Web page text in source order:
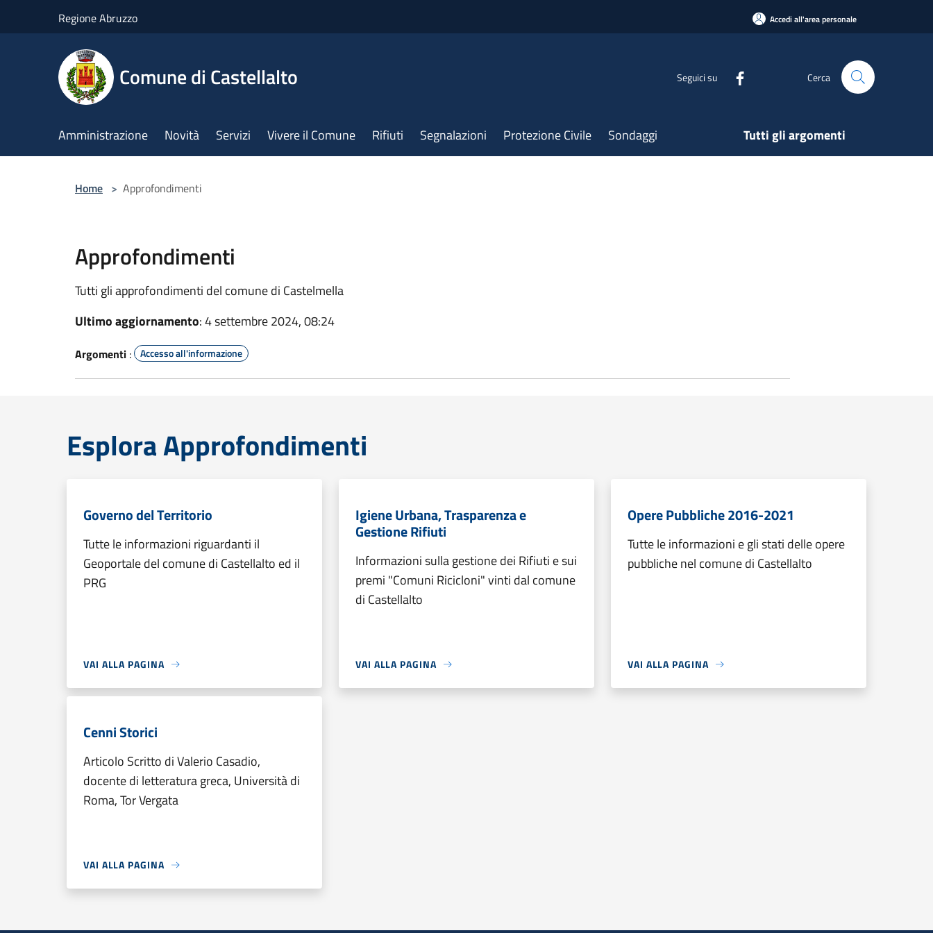
Regione Abruzzo Accedi all'area personale
Comune di Castellalto Seguici su Cerca
Amministrazione Novità Servizi Vivere il Comune Rifiuti Segnalazioni Protezione Civile Sondaggi Tutti gli argomenti
Home > Approfondimenti
Approfondimenti
Tutti gli approfondimenti del comune di Castelmella
Ultimo aggiornamento: 4 settembre 2024, 08:24
Argomenti : Accesso all'informazione
Esplora Approfondimenti
Governo del Territorio
Tutte le informazioni riguardanti il
Geoportale del comune di Castellalto ed il
PRG
VAI ALLA PAGINA
Igiene Urbana, Trasparenza e
Gestione Rifiuti
Informazioni sulla gestione dei Rifiuti e sui
premi "Comuni Ricicloni" vinti dal comune
di Castellalto
VAI ALLA PAGINA
Opere Pubbliche 2016-2021
Tutte le informazioni e gli stati delle opere
pubbliche nel comune di Castellalto
VAI ALLA PAGINA
Cenni Storici
Articolo Scritto di Valerio Casadio,
docente di letteratura greca, Università di
Roma, Tor Vergata
VAI ALLA PAGINA